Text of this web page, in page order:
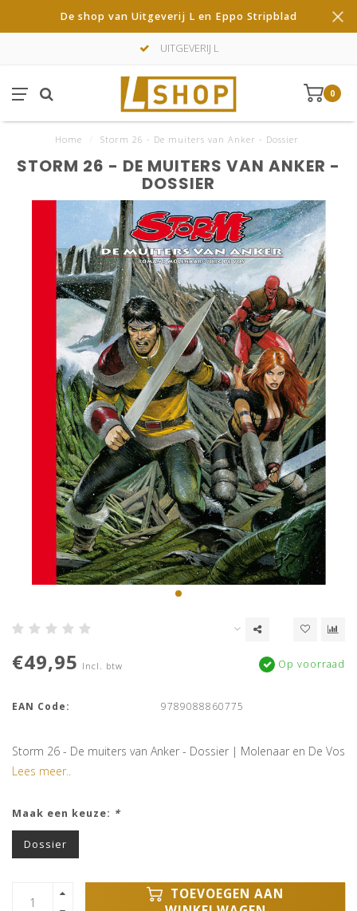
De shop van Uitgeverij L en Eppo Stripblad
UITGEVERIJ L
0
Home Storm 26 - De muiters van Anker - Dossier
STORM 26 - DE MUITERS VAN ANKER -
DOSSIER
€49,95 Incl. btw Op voorraad
EAN Code: 9789088860775
Storm 26 - De muiters van Anker - Dossier | Molenaar en De Vos
Lees meer..
Maak een keuze: *
Dossier
TOEVOEGEN AAN